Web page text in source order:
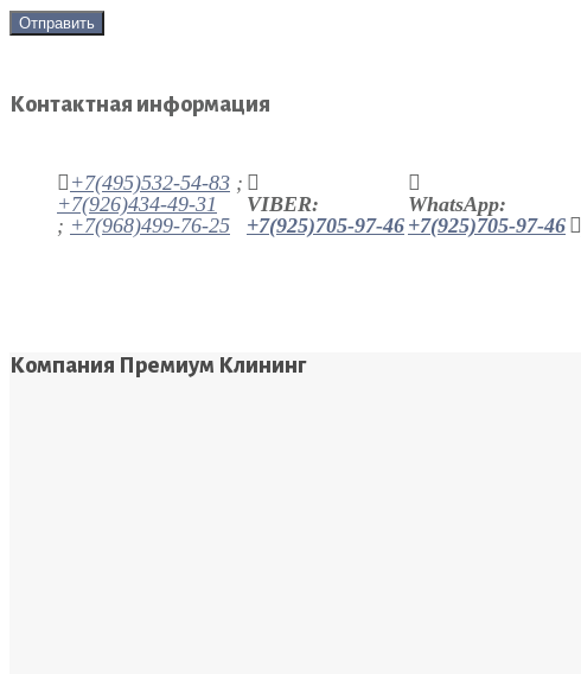
Контактная информация
+7(495)532-54-83 ;
+7(926)434-49-31
; +7(968)499-76-25
VIBER:
+7(925)705-97-46
WhatsApp:
+7(925)705-97-46
Компания Премиум Клининг